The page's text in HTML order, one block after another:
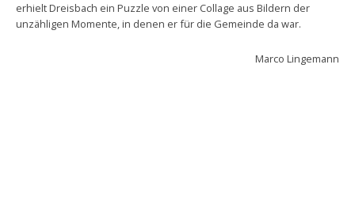
erhielt Dreisbach ein Puzzle von einer Collage aus Bildern der
unzähligen Momente, in denen er für die Gemeinde da war.
Marco Lingemann